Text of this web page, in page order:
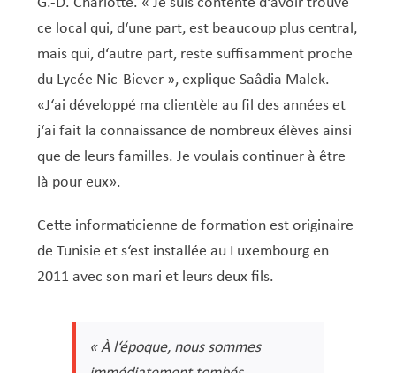
Musée municipal
Service national de la jeunesse (SNJ) – Antenne
locale
Service écologique – Maison verte
Subsides et aides en matière d’environnement
Vélo
Zones 20 & 30
Réserve naturelle Haard
Sentier narratif (Lauschterwee)
Urban Garden NeiSchmelz
Service logement
Pacte Logement 2.0
PAG (Plan d’Aménagement Général)
PAP QE (Plan d’Aménagement Particulier « Quartiers
Existants »)
PAP NQ (Plan d’Aménagement Particulier « Nouveau
Quartier »)
PAP NQ en cours de procédure
PAG
PAP NQ
PAP QE
Projet NeiSchmelz
Shared space
ce local qui, d‘une part, est beaucoup plus central,
mais qui, d‘autre part, reste suffisamment proche
du Lycée Nic-Biever », explique Saâdia Malek.
«J‘ai développé ma clientèle au fil des années et
j‘ai fait la connaissance de nombreux élèves ainsi
que de leurs familles. Je voulais continuer à être
là pour eux».
Cette informaticienne de formation est originaire
de Tunisie et s‘est installée au Luxembourg en
2011 avec son mari et leurs deux fils.
« À l‘époque, nous sommes